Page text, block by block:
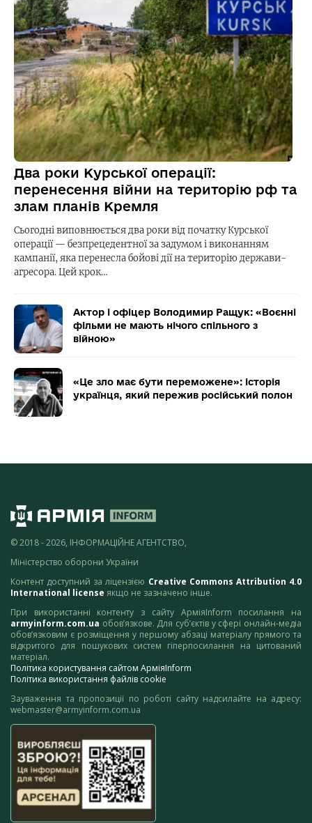
Два роки Курської операції:
перенесення війни на територію рф та
злам планів Кремля
Сьогодні виповнюється два роки від початку Курської
операції — безпрецедентної за задумом і виконанням
кампанії, яка перенесла бойові дії на територію держави-
агресора. Цей крок…
Актор і офіцер Володимир Ращук: «Воєнні
фільми не мають нічого спільного з
війною»
«Це зло має бути переможене»: історія
українця, який пережив російський полон
© 2018 - 2026, ІНФОРМАЦІЙНЕ АГЕНТСТВО,
Міністерство оборони України
Контент доступний за ліцензією Creative Commons Attribution 4.0
International license якщо не зазначено інше.
При використанні контенту з сайту АрміяInform посилання на
armyinform.com.ua обов’язкове. Для суб’єктів у сфері онлайн-медіа
обов’язковим є розміщення у першому абзаці матеріалу прямого та
відкритого для пошукових систем гіперпосилання на цитований
матеріал.
Політика користування сайтом АрміяInform
Політика використання файлів cookie
Зауваження та пропозиції по роботі сайту надсилайте на адресу:
webmaster@armyinform.com.ua